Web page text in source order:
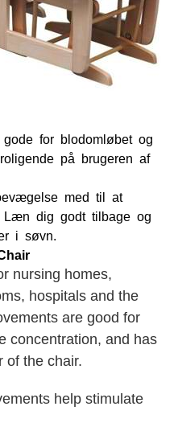
for blodomløbet og
på brugeren af
med til at
Læn dig godt tilbage og
i søvn.
nursing homes,
hospitals and the
are good for
concentration, and has
of the chair.
help stimulate